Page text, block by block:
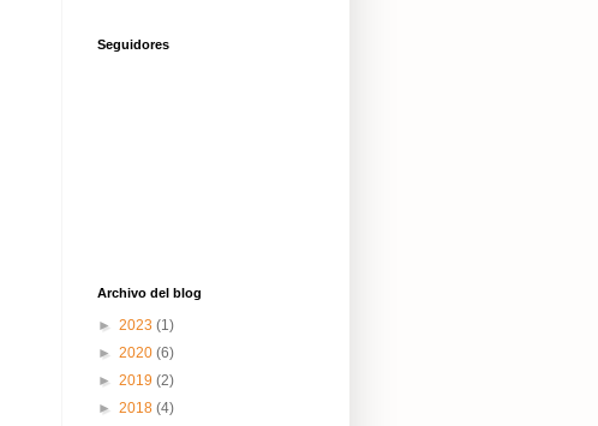
Seguidores
Archivo del blog
► 2023 (1)
► 2020 (6)
► 2019 (2)
► 2018 (4)